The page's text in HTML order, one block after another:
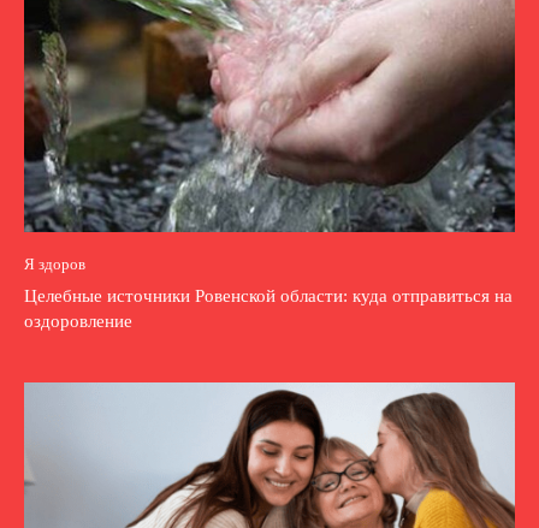
Я здоров
Целебные источники Ровенской области: куда отправиться на
оздоровление